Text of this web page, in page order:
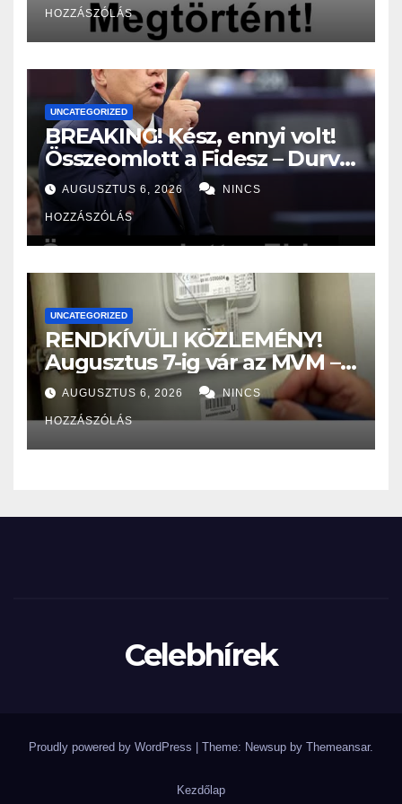
HOZZÁSZÓLÁS
UNCATEGORIZED
BREAKING! Kész, ennyi volt!
Összeomlott a Fidesz – Durva,
ami most történik! –
MUTATJUK:
AUGUSZTUS 6, 2026 NINCS
HOZZÁSZÓLÁS
UNCATEGORIZED
RENDKÍVÜLI KÖZLEMÉNY!
Augusztus 7-ig vár az MVM –
Aki nem rögzíti a
mérőállását, nagy bajba
kerülhet! – EZT kell tenni:
AUGUSZTUS 6, 2026 NINCS
HOZZÁSZÓLÁS
Celebhírek
Proudly powered by WordPress Theme: Newsup by Themeansar.
Kezdőlap